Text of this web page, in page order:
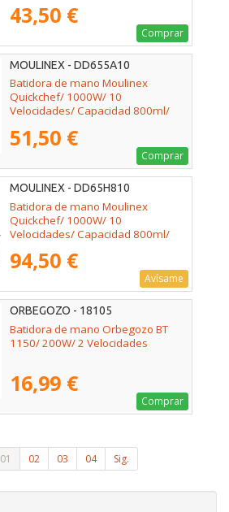
43,50 €
Comprar
MOULINEX - DD655A10
Batidora de mano Moulinex
Quickchef/ 1000W/ 10
Velocidades/ Capacidad 800ml/
Medidor
51,50 €
Comprar
MOULINEX - DD65H810
Batidora de mano Moulinex
Quickchef/ 1000W/ 10
Velocidades/ Capacidad 800ml/
y Vaso Medidor
94,50 €
Avísame
ORBEGOZO - 18105
Batidora de mano Orbegozo BT
1150/ 200W/ 2 Velocidades
16,99 €
Comprar
01 02 03 04 Sig.